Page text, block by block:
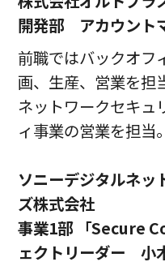
開発部 アカウント
前職ではバックオフ
画、生産、営業を担
ネットワークセキュ
ィ事業の営業を担当。
ソニーデジタルネッ
ズ株式会社
事業1部 「Secure
ェクトリーダー 小